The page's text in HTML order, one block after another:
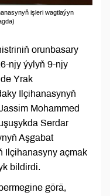
işleri wagtlaýyn
orunbasary
njy ýylyň 9-njy
Yrak
Ilçihanasynyň
Mohammed
Serdar
Aşgabat
Ilçihanasyny açmak
bildirdi.
görä,